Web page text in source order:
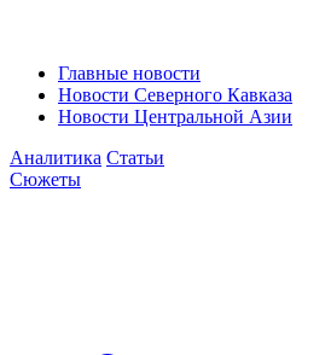
Главные новости
Новости Северного Кавказа
Новости Центральной Азии
Аналитика Статьи
Сюжеты